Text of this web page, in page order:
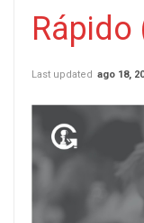
Last updated ago 18,